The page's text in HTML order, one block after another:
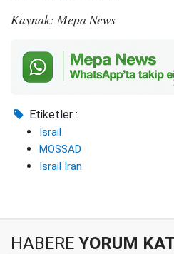
Kaynak: Mepa News
Etiketler :
İsrail
MOSSAD
İsrail İran
HABERE YORUM